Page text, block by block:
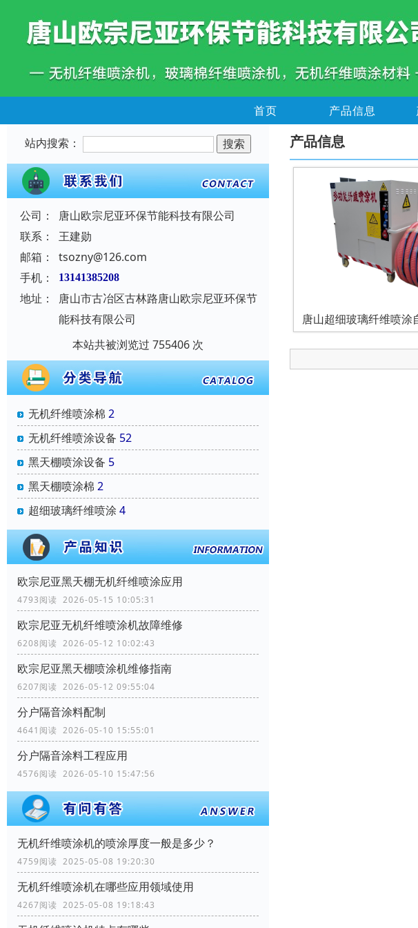
首页 产品信息
站内搜索：
公司：
唐山欧宗尼亚环保节能科技有限公司
联系：
王建勋
邮箱：
tsozny@126.com
手机：
13141385208
地址：
唐山市古冶区古林路唐山欧宗尼亚环保节
能科技有限公司
本站共被浏览过 755406 次
无机纤维喷涂棉 2
无机纤维喷涂设备 52
黑天棚喷涂设备 5
黑天棚喷涂棉 2
超细玻璃纤维喷涂 4
欧宗尼亚黑天棚无机纤维喷涂应用
4793阅读 2026-05-15 10:05:31
欧宗尼亚无机纤维喷涂机故障维修
6208阅读 2026-05-12 10:02:43
欧宗尼亚黑天棚喷涂机维修指南
6207阅读 2026-05-12 09:55:04
分户隔音涂料配制
4641阅读 2026-05-10 15:55:01
分户隔音涂料工程应用
4576阅读 2026-05-10 15:47:56
无机纤维喷涂机的喷涂厚度一般是多少？
4759阅读 2025-05-08 19:20:30
无机纤维喷涂机在哪些应用领域使用
4267阅读 2025-05-08 19:18:43
产品信息
唐山超细玻璃纤维喷涂